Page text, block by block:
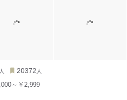
人 20372 人
～￥2,999